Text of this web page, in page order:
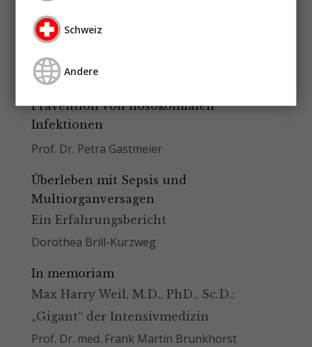
Prof. Dr. med. Frank Martin Brunkhorst
Dr. med. Katrin Ludewig
Dipl.-Wirt.-Inf. Steffen Heublein
Prof. Dr. Michael Hartmann
Prävention von nosokomialen
Infektionen
Prof. Dr. Petra Gastmeier
Überleben mit Sepsis und
Multiorganversagen
Ein Erfahrungsbericht
Dorothea Brill-Kurzweg
In memoriam
Max Harry Weil, M.D., PhD., Sc.D.:
„Gigant“ der Intensivmedizin
Prof. Dr. med. Frank Martin Brunkhorst
Schweiz
Andere